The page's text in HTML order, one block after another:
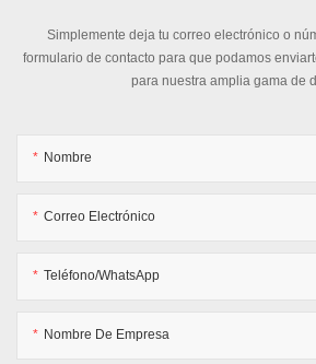
Simplemente deja tu correo electrónico o
formulario de contacto para que podamos
para nuestra amplia gama de
Nombre
Correo Electrónico
Teléfono/WhatsApp
Nombre De Empresa